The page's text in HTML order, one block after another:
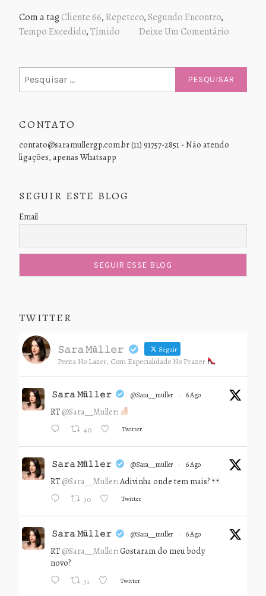
Com a tagCliente 66,Repeteco,Segundo Encontro,
Tempo Excedido,Tímido Deixe Um Comentário
por:
CONTATO
contato@saramullergp.com.br (11) 91757-2851 - Não atendo
ligações, apenas Whatsapp
SEGUIR ESTE BLOG
Email
TWITTER
𝚂𝚊𝚛𝚊 𝙼ü𝚕𝚕𝚎𝚛 Seguir
Perita No Lazer, Com Especialidade No Prazer
𝚂𝚊𝚛𝚊 𝙼ü𝚕𝚕𝚎𝚛 @sara__muller · 6 Ago
RT @Sara__Muller:
40 Twitter
𝚂𝚊𝚛𝚊 𝙼ü𝚕𝚕𝚎𝚛 @sara__muller · 6 Ago
RT @Sara__Muller: Adivinha onde tem mais?
30 Twitter
𝚂𝚊𝚛𝚊 𝙼ü𝚕𝚕𝚎𝚛 @sara__muller · 6 Ago
RT @Sara__Muller: Gostaram do meu body
novo?
31 Twitter